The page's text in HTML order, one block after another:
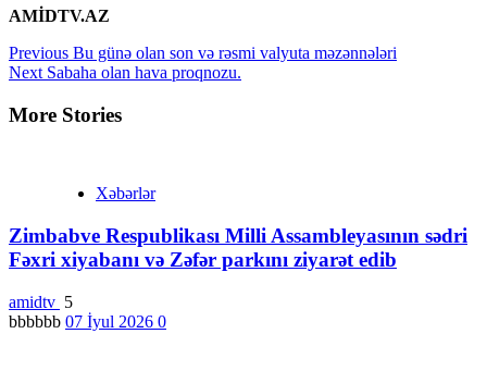
AMİDTV.AZ
Continue
Reading
Previous Bu günə olan son və rəsmi valyuta məzənnələri
Next Sabaha olan hava proqnozu.
More Stories
Xəbərlər
Zimbabve Respublikası Milli Assambleyasının sədri
Fəxri xiyabanı və Zəfər parkını ziyarət edib
amidtv 5
bbbbbb 07 İyul 2026 0